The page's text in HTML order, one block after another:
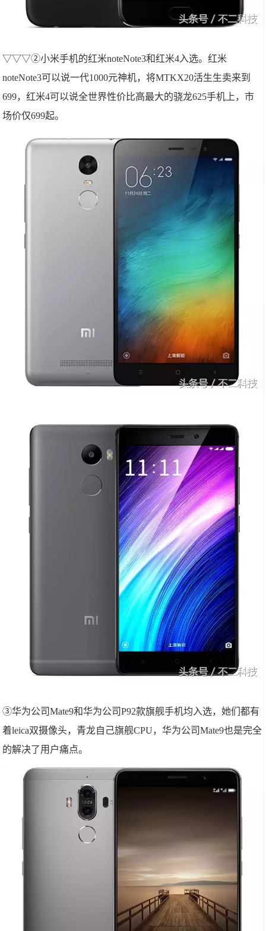
▽▽▽②小米手机的红米noteNote3和红米4入选。红米
noteNote3可以说一代1000元神机，将MTKX20活生生卖来到
699，红米4可以说全世界性价比高最大的骁龙625手机上，市
场价仅699起。
③华为公司Mate9和华为公司P92款旗舰手机均入选，她们都有
着leica双摄像头，青龙自己旗舰CPU，华为公司Mate9也是完全
的解决了用户痛点。